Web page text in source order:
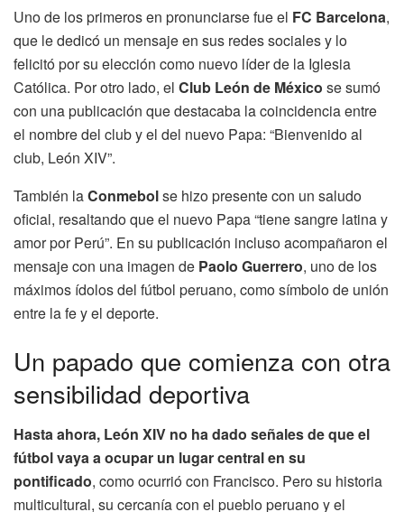
Uno de los primeros en pronunciarse fue el FC Barcelona,
que le dedicó un mensaje en sus redes sociales y lo
felicitó por su elección como nuevo líder de la Iglesia
Católica. Por otro lado, el Club León de México se sumó
con una publicación que destacaba la coincidencia entre
el nombre del club y el del nuevo Papa: “Bienvenido al
club, León XIV”.
También laConmebolse hizo presente con un saludo
oficial, resaltando que el nuevo Papa “tiene sangre latina y
amor por Perú”. En su publicación incluso acompañaron el
mensaje con una imagen de Paolo Guerrero, uno de los
máximos ídolos del fútbol peruano, como símbolo de unión
entre la fe y el deporte.
Un papado que comienza con otra
sensibilidad deportiva
Hasta ahora, León XIV no ha dado señales de que el
fútbol vaya a ocupar un lugar central en su
pontificado, como ocurrió con Francisco. Pero su historia
multicultural, su cercanía con el pueblo peruano y el